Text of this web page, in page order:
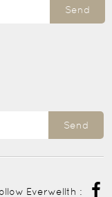
Send
Send
Everwellth :